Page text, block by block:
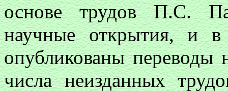
основе трудов П.С.
научные открытия, и в
опубликованы переводы
числа неизданных